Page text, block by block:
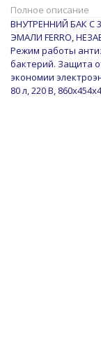
Полное описание
ВНУТРЕННИЙ БАК
ЭМАЛИ FERRO,
Режим работы
бактерий. Защита
экономии
80 л, 220 В,